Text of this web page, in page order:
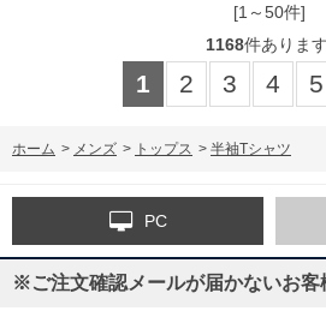
[1～50件]
1168件あります
1 2 3 4 5
ホーム > メンズ > トップス > 半袖Tシャツ
PC
※ご注文確認メールが届かないお客